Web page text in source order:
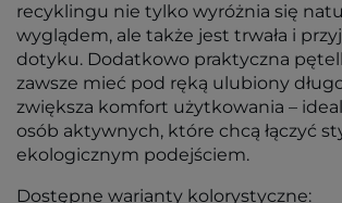
recyklingu nie tylko wyróżnia się
wyglądem, ale także jest trwała i
dotyku. Dodatkowo praktyczna
zawsze mieć pod ręką ulubiony
zwiększa komfort użytkowania –
osób aktywnych, które chcą łączyć
ekologicznym podejściem.
Dostępne warianty kolorystyczne: